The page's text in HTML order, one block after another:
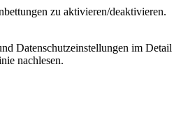
zu aktivieren/deaktivieren.
Datenschutzeinstellungen im Detail
nachlesen.